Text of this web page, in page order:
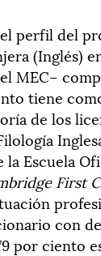
perfil del
(Inglés)
MEC–
tiene
de los
Escuela
First
con
por ciento